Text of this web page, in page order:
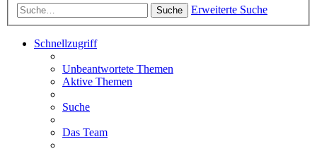
Suche Erweiterte Suche
Schnellzugriff
Unbeantwortete Themen
Aktive Themen
Suche
Das Team